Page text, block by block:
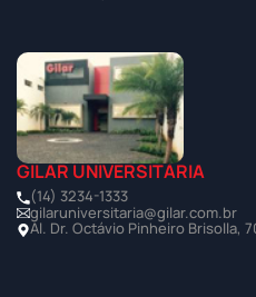
GILAR UNIVERSITÁRIA
(14) 3234-1333
gilaruniversitaria@gilar.com.br
Al. Dr. Octávio Pinheiro Brisolla,